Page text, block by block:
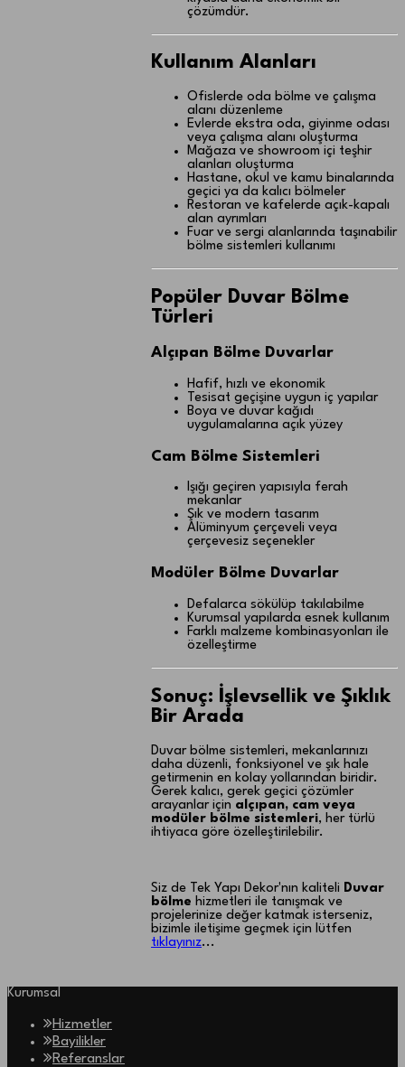
çözümdür.
Kullanım Alanları
Ofislerde oda bölme ve çalışma
alanı düzenleme
Evlerde ekstra oda, giyinme odası
veya çalışma alanı oluşturma
Mağaza ve showroom içi teşhir
alanları oluşturma
Hastane, okul ve kamu binalarında
geçici ya da kalıcı bölmeler
Restoran ve kafelerde açık-kapalı
alan ayrımları
Fuar ve sergi alanlarında taşınabilir
bölme sistemleri kullanımı
Popüler Duvar Bölme
Türleri
Alçıpan Bölme Duvarlar
Hafif, hızlı ve ekonomik
Tesisat geçişine uygun iç yapılar
Boya ve duvar kağıdı
uygulamalarına açık yüzey
Cam Bölme Sistemleri
Işığı geçiren yapısıyla ferah
mekanlar
Şık ve modern tasarım
Alüminyum çerçeveli veya
çerçevesiz seçenekler
Modüler Bölme Duvarlar
Defalarca sökülüp takılabilme
Kurumsal yapılarda esnek kullanım
Farklı malzeme kombinasyonları ile
özelleştirme
Sonuç: İşlevsellik ve Şıklık
Bir Arada
Duvar bölme sistemleri, mekanlarınızı
daha düzenli, fonksiyonel ve şık hale
getirmenin en kolay yollarından biridir.
Gerek kalıcı, gerek geçici çözümler
arayanlar için alçıpan, cam veya
modüler bölme sistemleri, her türlü
ihtiyaca göre özelleştirilebilir.
Siz de Tek Yapı Dekor'nın kaliteli Duvar
bölme hizmetleri ile tanışmak ve
projelerinize değer katmak isterseniz,
bizimle iletişime geçmek için lütfen
tıklayınız...
Kurumsal
Hizmetler
Bayilikler
Referanslar